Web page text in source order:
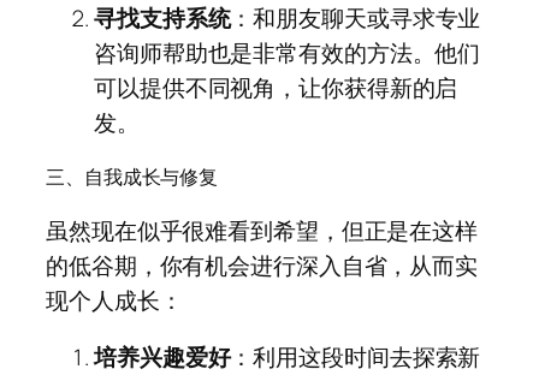
寻找支持系统：和朋友聊天或寻求专业
咨询师帮助也是非常有效的方法。他们
可以提供不同视角，让你获得新的启
发。
三、自我成长与修复
虽然现在似乎很难看到希望，但正是在这样
的低谷期，你有机会进行深入自省，从而实
现个人成长：
培养兴趣爱好：利用这段时间去探索新